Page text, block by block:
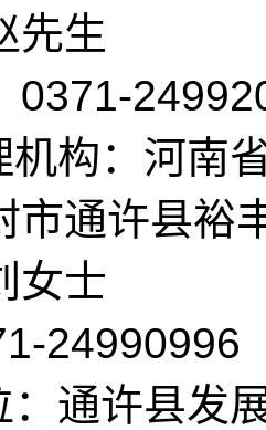
先生
0371-
机构：河南
市通许县裕
女士
24990996
：通许县发